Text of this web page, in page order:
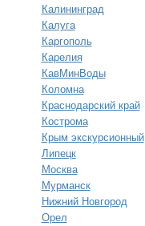
Калининград
Калуга
Каргополь
Карелия
КавМинВоды
Коломна
Краснодарский край
Кострома
Крым экскурсионный
Липецк
Москва
Мурманск
Нижний Новгород
Орел